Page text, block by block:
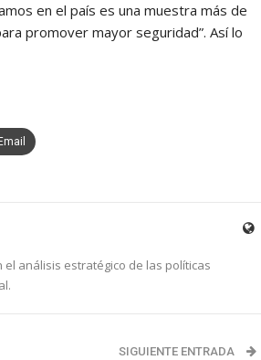
en el país es una muestra más de
promover mayor seguridad”. Así lo
Email
análisis estratégico de las políticas
SIGUIENTE ENTRADA